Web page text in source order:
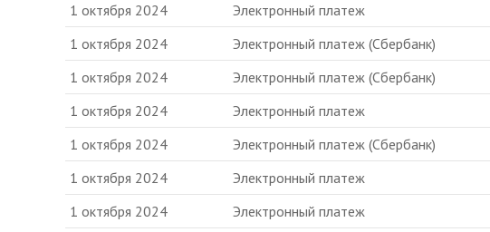
1 октября 2024
Электронный платеж
1 октября 2024
Электронный платеж (Сбербанк)
1 октября 2024
Электронный платеж (Сбербанк)
1 октября 2024
Электронный платеж
1 октября 2024
Электронный платеж (Сбербанк)
1 октября 2024
Электронный платеж
1 октября 2024
Электронный платеж